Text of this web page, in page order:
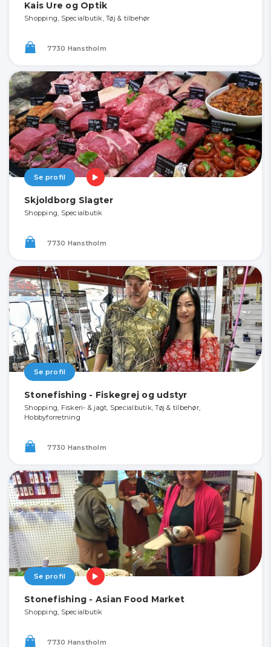
Kais Ure og Optik
Shopping, Specialbutik, Tøj & tilbehør
7730 Hanstholm
Se profil
Skjoldborg Slagter
Shopping, Specialbutik
7730 Hanstholm
Se profil
Stonefishing - Fiskegrej og udstyr
Shopping, Fiskeri- & jagt, Specialbutik, Tøj & tilbehør,
Hobbyforretning
7730 Hanstholm
Se profil
Stonefishing - Asian Food Market
Shopping, Specialbutik
7730 Hanstholm